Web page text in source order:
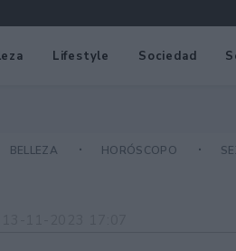
Lifestyle Sociedad
BELLEZA HORÓSCOPO